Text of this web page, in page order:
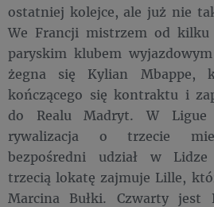
ostatniej kolejce, ale już nie
We Francji mistrzem od
paryskim klubem
żegna się Kylian Mbappe,
kończącego się kontraktu i
do Realu Madryt. W
rywalizacja o trzecie
bezpośredni udział w
trzecią lokatę zajmuje Lille,
Marcina Bułki. Czwarty jest